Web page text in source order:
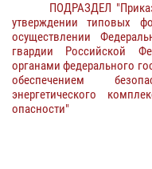
ПОДРАЗДЕЛ
утверждении типовых
осуществлении
гвардии Российской
органами федерального
обеспечением
энергетического
опасности"